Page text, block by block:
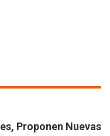
Proponen Nuevas